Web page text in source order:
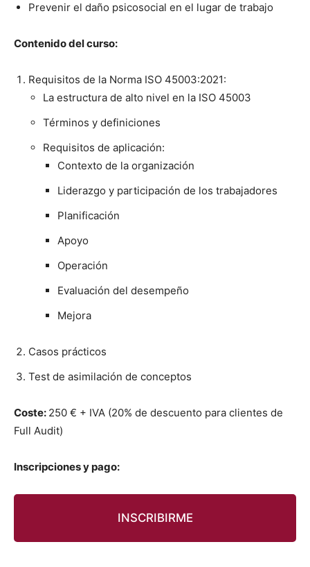
Pre­venir el daño psi­coso­cial en el lugar de tra­ba­jo
Con­tenido del cur­so:
Req­ui­si­tos de la Nor­ma ISO 45003:2021:
La estruc­tura de alto niv­el en la ISO 45003
Tér­mi­nos y defini­ciones
Req­ui­si­tos de apli­cación:
Con­tex­to de la orga­ni­zación
Lid­er­az­go y par­tic­i­pación de los tra­ba­jadores
Plan­i­fi­cación
Apoyo
Operación
Eval­u­ación del desem­peño
Mejo­ra
Casos prác­ti­cos
Test de asim­i­lación de con­cep­tos
Coste: 250 € + IVA (20% de des­cuen­to para clientes de
Full Audit)
Inscrip­ciones y pago:
INSCRIBIRME